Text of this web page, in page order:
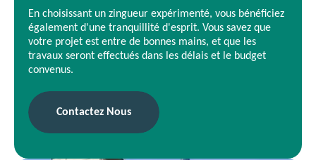
En choisissant un zingueur expérimenté, vous bénéficiez
également d'une tranquillité d'esprit. Vous savez que
votre projet est entre de bonnes mains, et que les
travaux seront effectués dans les délais et le budget
convenus.
Contactez Nous